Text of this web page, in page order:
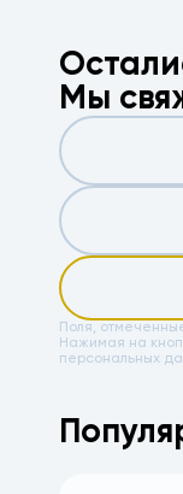
Мы
Поля,
Нажимая на
персональных